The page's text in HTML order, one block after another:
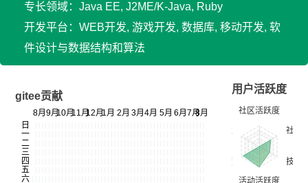
专长领域：Java EE, J2ME/K-Java, Ruby
开发平台：WEB开发, 游戏开发, 数据库, 移动开发, 软
件设计与数据结构和算法
gitee贡献
用户活跃度